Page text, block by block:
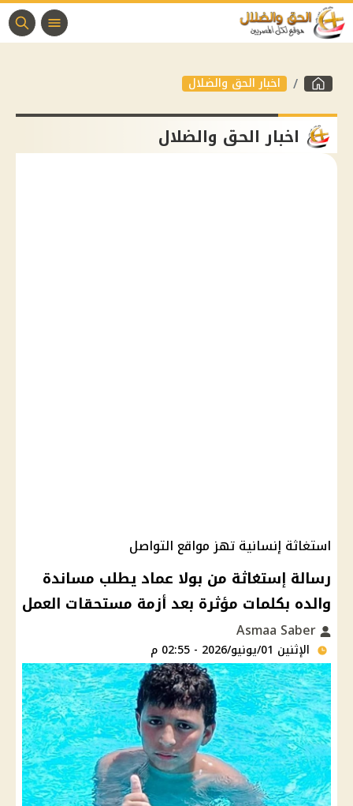
اخبار الحق والضلال
اخبار الحق والضلال
استغاثة إنسانية تهز مواقع التواصل
رسالة إستغاثة من بولا عماد يطلب مساندة
والده بكلمات مؤثرة بعد أزمة مستحقات العمل
الإثنين 01/يونيو/2026 - 02:55 م